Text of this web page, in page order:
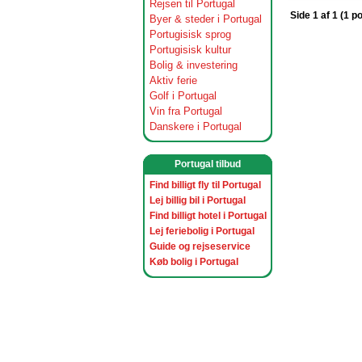
Rejsen til Portugal
Byer & steder i Portugal
Portugisisk sprog
Portugisisk kultur
Bolig & investering
Aktiv ferie
Golf i Portugal
Vin fra Portugal
Danskere i Portugal
Portugal tilbud
Find billigt fly til Portugal
Lej billig bil i Portugal
Find billigt hotel i Portugal
Lej feriebolig i Portugal
Guide og rejseservice
Køb bolig i Portugal
Side 1 af 1 (1